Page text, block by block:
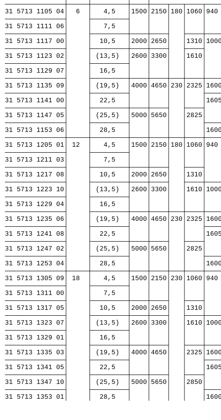
31 5713 1105 04│  6  │   4,5
───────────────┤     ├─────────┤    │    │   │    │
31 5713 1111 06│     │   7,5   │    │    │   │    │
───────────────┤     ├─────────┼────┼────┤
31 5713 1117 00│     │  10,5   │2000│2650│
───────────────┤     ├─────────┼────┼────┤   ├────┤
31 5713 1123 02│     │ (13,5)  │2600│3300│
───────────────┤     ├─────────┤    │    │   │    │
31 5713 1129 07│     │  16,5   │    │    │   │    │
───────────────┤
31 5713 1135 09│     │ (19,5)
───────────────┤     ├─────────┤    │    │   │
31 5713 1141 00│     │  22,5   │    │    │   │
───────────────┤     ├─────────┼────┼────┤
31 5713 1147 05│     │ (25,5)  │5000│5650│
───────────────┤     ├─────────┤    │    │   │
31 5713 1153 06│     │  28,5   │    │    │   │
31 5713 1205 01│ 12  │   4,5
───────────────┤     ├─────────┤    │    │   │    │
31 5713 1211 03│     │   7,5   │    │    │   │    │
───────────────┤     ├─────────┼────┼────┤
31 5713 1217 08│     │  10,5   │2000│2650│
───────────────┤     ├─────────┼────┼────┤
31 5713 1223 10│     │ (13,5)  │2600│3300│
───────────────┤     ├─────────┤    │    │   │    │
31 5713 1229 04│     │  16,5   │    │    │   │    │
───────────────┤
31 5713 1235 06│     │ (19,5)
───────────────┤     ├─────────┤    │    │   │
31 5713 1241 08│     │  22,5   │    │    │   │
───────────────┤     ├─────────┼────┼────┤   ├────┤
31 5713 1247 02│     │ (25,5)  │5000│5650│   │2825│
───────────────┤     ├─────────┤    │    │   │
31 5713 1253 04│     │  28,5   │    │    │   │
31 5713 1305 09│ 18  │   4,5
───────────────┤     ├─────────┤    │    │   │    │
31 5713 1311 00│     │   7,5   │    │    │   │    │
───────────────┤     ├─────────┼────┼────┤
31 5713 1317 05│     │  10,5   │2000│2650│
───────────────┤     ├─────────┼────┼────┤
31 5713 1323 07│     │ (13,5)  │2600│3300│
───────────────┤     ├─────────┤    │    │   │    │
31 5713 1329 01│     │  16,5   │    │    │   │    │
───────────────┤     ├─────────┼────┼────┤
31 5713 1335 03│     │ (19,5)  │4000│4650│
───────────────┤     ├─────────┤    │    │   │
31 5713 1341 05│     │  22,5   │    │    │   │
───────────────┤     ├─────────┼────┼────┤   ├────┤
31 5713 1347 10│     │ (25,5)  │5000│5650│   │2850│
───────────────┤     ├─────────┤    │    │   │
31 5713 1353 01│     │  28,5   │    │    │   │